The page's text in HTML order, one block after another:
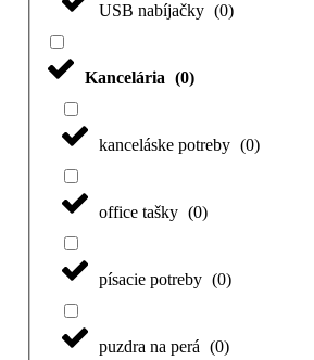
USB nabíjačky (0)
Kancelária (0)
kanceláske potreby (0)
office tašky (0)
písacie potreby (0)
puzdra na perá (0)